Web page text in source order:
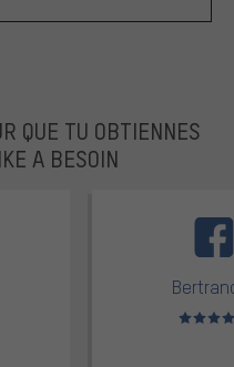
QUE TU OBTIENNES
A BESOIN
Note